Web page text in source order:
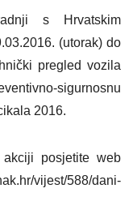
s Hrvatskim
(utorak) do
pregled vozila
sigurnosnu
2016.
posjetite web
vijest/588/dani-